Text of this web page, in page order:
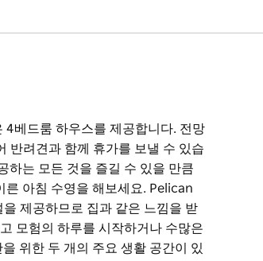
4베드룸 하우스를 제공합니다. 전망
반려견과 함께 휴가를 보낼 수 있습
하는 모든 것을 즐길 수 있을 만큼
른 아침 수영을 해보세요. Pelican
제공하므로 집과 같은 느낌을 받
모험의 하루를 시작하거나 수많은
위한 두 개의 주요 생활 공간이 있